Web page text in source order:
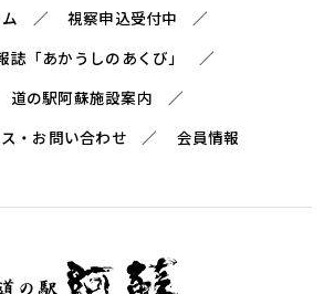
視察申込受付中
誌「あかうしのあくび」
道の駅阿蘇施設案内
・お問い合わせ
会員情報